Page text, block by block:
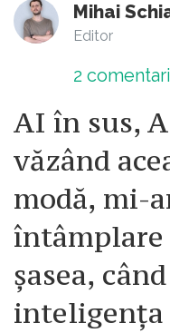
Mihai
Editor
2
AI în sus,
văzând
modă, mi-
întâmplare
șasea,